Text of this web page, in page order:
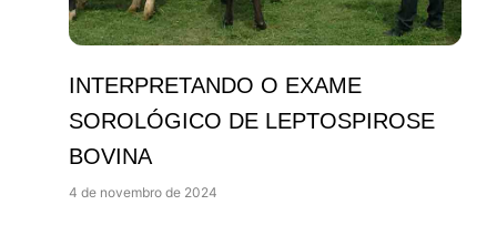
INTERPRETANDO O EXAME
SOROLÓGICO DE LEPTOSPIROSE
BOVINA
4 de novembro de 2024